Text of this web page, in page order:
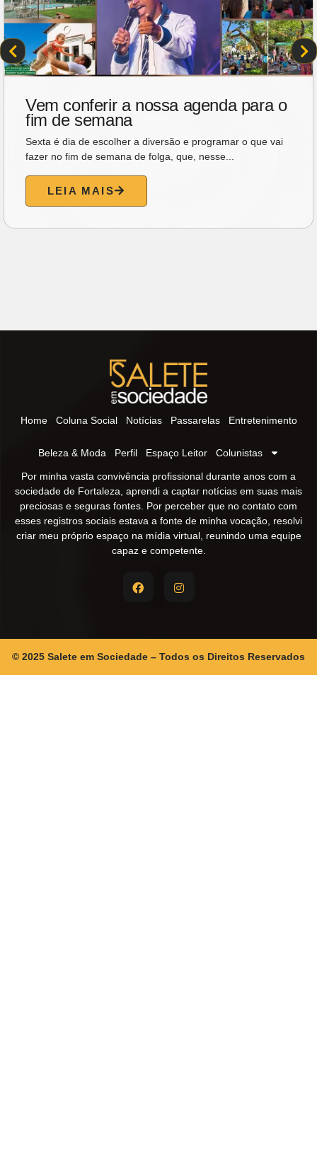
Esperança
Na crônica de hoje, o ex-governador Gonzaga Mota
convida o leitor a mergulhar na sensibilidade do poema...
LEIA MAIS
Home Coluna Social Notícias Passarelas Entretenimento
Beleza & Moda Perfil Espaço Leitor Colunistas
Por minha vasta convivência profissional durante anos com a
sociedade de Fortaleza, aprendi a captar notícias em suas mais
preciosas e seguras fontes. Por perceber que no contato com
esses registros sociais estava a fonte de minha vocação, resolvi
criar meu próprio espaço na mídia virtual, reunindo uma equipe
capaz e competente.
© 2025 Salete em Sociedade – Todos os Direitos Reservados